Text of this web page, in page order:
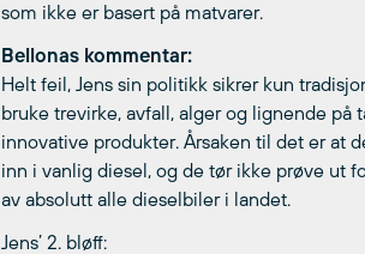
som ikke er basert på matvarer.
Bellonas kommentar:
Helt feil, Jens sin politikk sikrer kun
bruke trevirke, avfall, alger og lignende på
innovative produkter. Årsaken til det er at
inn i vanlig diesel, og de tør ikke prøve ut
av absolutt alle dieselbiler i landet.
Jens’ 2. bløff: